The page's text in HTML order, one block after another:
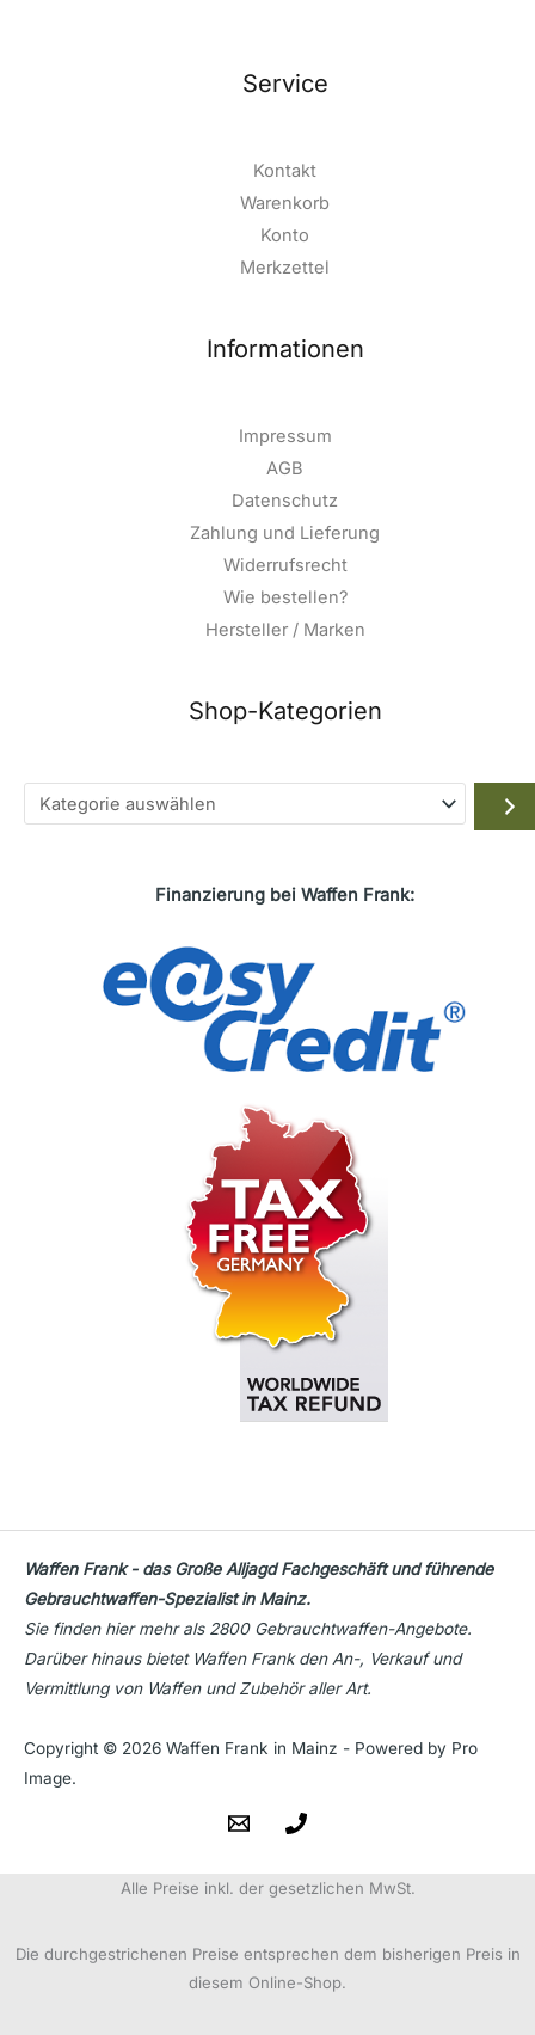
Service
Kontakt
Warenkorb
Konto
Merkzettel
Informationen
Impressum
AGB
Datenschutz
Zahlung und Lieferung
Widerrufsrecht
Wie bestellen?
Hersteller / Marken
Shop-Kategorien
Kategorie
auswählen
Finanzierung bei Waffen Frank:
Waffen Frank - das Große Alljagd Fachgeschäft und führende
Gebrauchtwaffen-Spezialist in Mainz.
Sie finden hier mehr als 2800 Gebrauchtwaffen-Angebote.
Darüber hinaus bietet Waffen Frank den An-, Verkauf und
Vermittlung von Waffen und Zubehör aller Art.
Copyright © 2026 Waffen Frank in Mainz - Powered by Pro
Image.
Alle Preise inkl. der gesetzlichen MwSt.
Die durchgestrichenen Preise entsprechen dem bisherigen Preis in
diesem Online-Shop.